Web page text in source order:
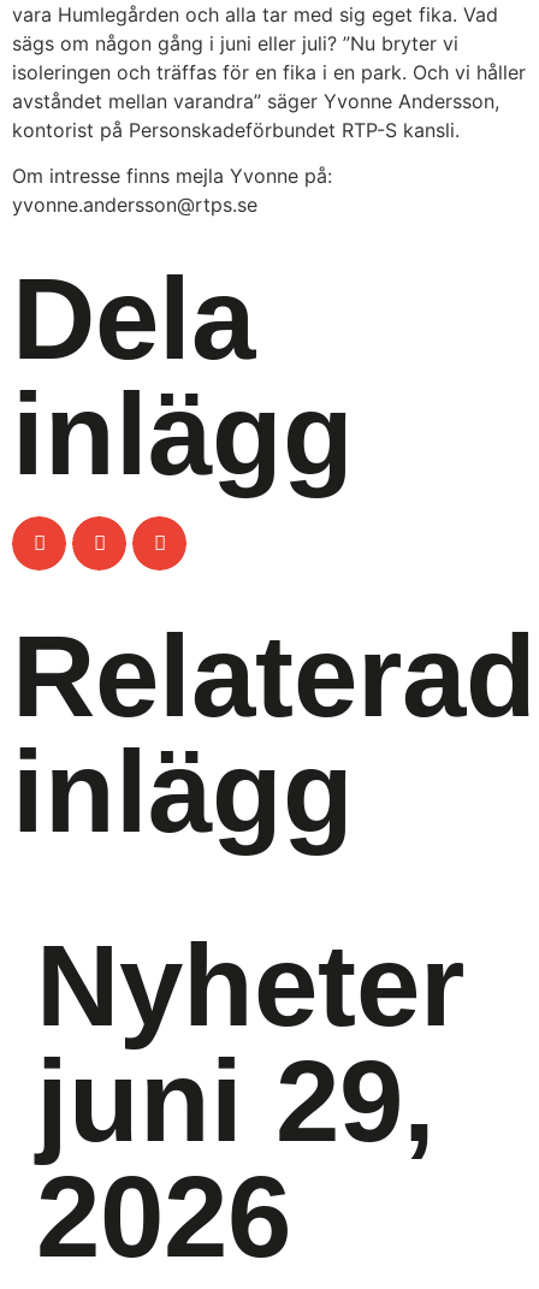
vara Humlegården och alla tar med sig eget fika. Vad
sägs om någon gång i juni eller juli? ”Nu bryter vi
isoleringen och träffas för en fika i en park. Och vi håller
avståndet mellan varandra” säger Yvonne Andersson,
kontorist på Personskadeförbundet RTP-S kansli.
Om intresse finns mejla Yvonne på:
yvonne.andersson@rtps.se
Dela
inlägg
inlägg
Nyheter
juni 29,
2026